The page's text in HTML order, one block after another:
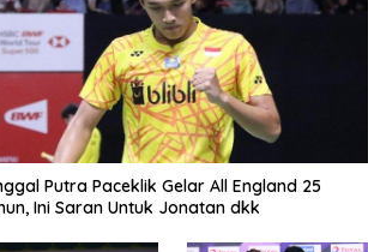
Putra Paceklik Gelar All England 25
Ini Saran Untuk Jonatan dkk